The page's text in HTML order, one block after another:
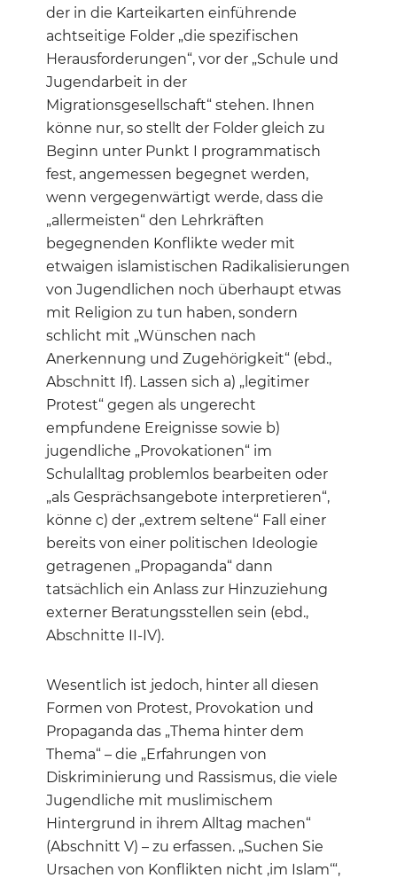
der in die Karteikarten einführende
achtseitige Folder „die spezifischen
Herausforderungen“, vor der „Schule und
Jugendarbeit in der
Migrationsgesellschaft“ stehen. Ihnen
könne nur, so stellt der Folder gleich zu
Beginn unter Punkt I programmatisch
fest, angemessen begegnet werden,
wenn vergegenwärtigt werde, dass die
„allermeisten“ den Lehrkräften
begegnenden Konflikte weder mit
etwaigen islamistischen Radikalisierungen
von Jugendlichen noch überhaupt etwas
mit Religion zu tun haben, sondern
schlicht mit „Wünschen nach
Anerkennung und Zugehörigkeit“ (ebd.,
Abschnitt If). Lassen sich a) „legitimer
Protest“ gegen als ungerecht
empfundene Ereignisse sowie b)
jugendliche „Provokationen“ im
Schulalltag problemlos bearbeiten oder
„als Gesprächsangebote interpretieren“,
könne c) der „extrem seltene“ Fall einer
bereits von einer politischen Ideologie
getragenen „Propaganda“ dann
tatsächlich ein Anlass zur Hinzuziehung
externer Beratungsstellen sein (ebd.,
Abschnitte II-IV).
Wesentlich ist jedoch, hinter all diesen
Formen von Protest, Provokation und
Propaganda das „Thema hinter dem
Thema“ – die „Erfahrungen von
Diskriminierung und Rassismus, die viele
Jugendliche mit muslimischem
Hintergrund in ihrem Alltag machen“
(Abschnitt V) – zu erfassen. „Suchen Sie
Ursachen von Konflikten nicht ‚im Islam‘“,